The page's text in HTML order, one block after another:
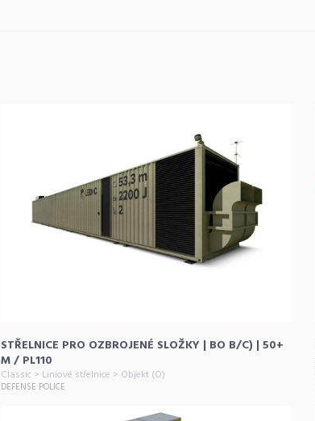
STŘELNICE PRO OZBROJENÉ SLOŽKY | BO B/C) | 50+
M / PL110
Classic > Liniové střelnice > Objekt (O)
DEFENSE POLICE